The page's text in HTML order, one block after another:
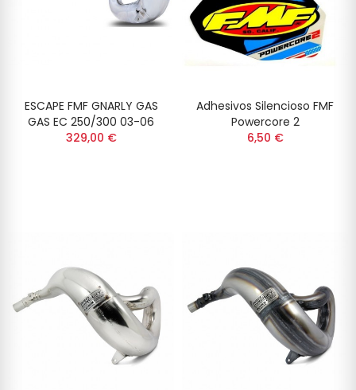
ESCAPE FMF GNARLY GAS
GAS EC 250/300 03-06
329,00 €
Adhesivos Silencioso FMF
Powercore 2
6,50 €